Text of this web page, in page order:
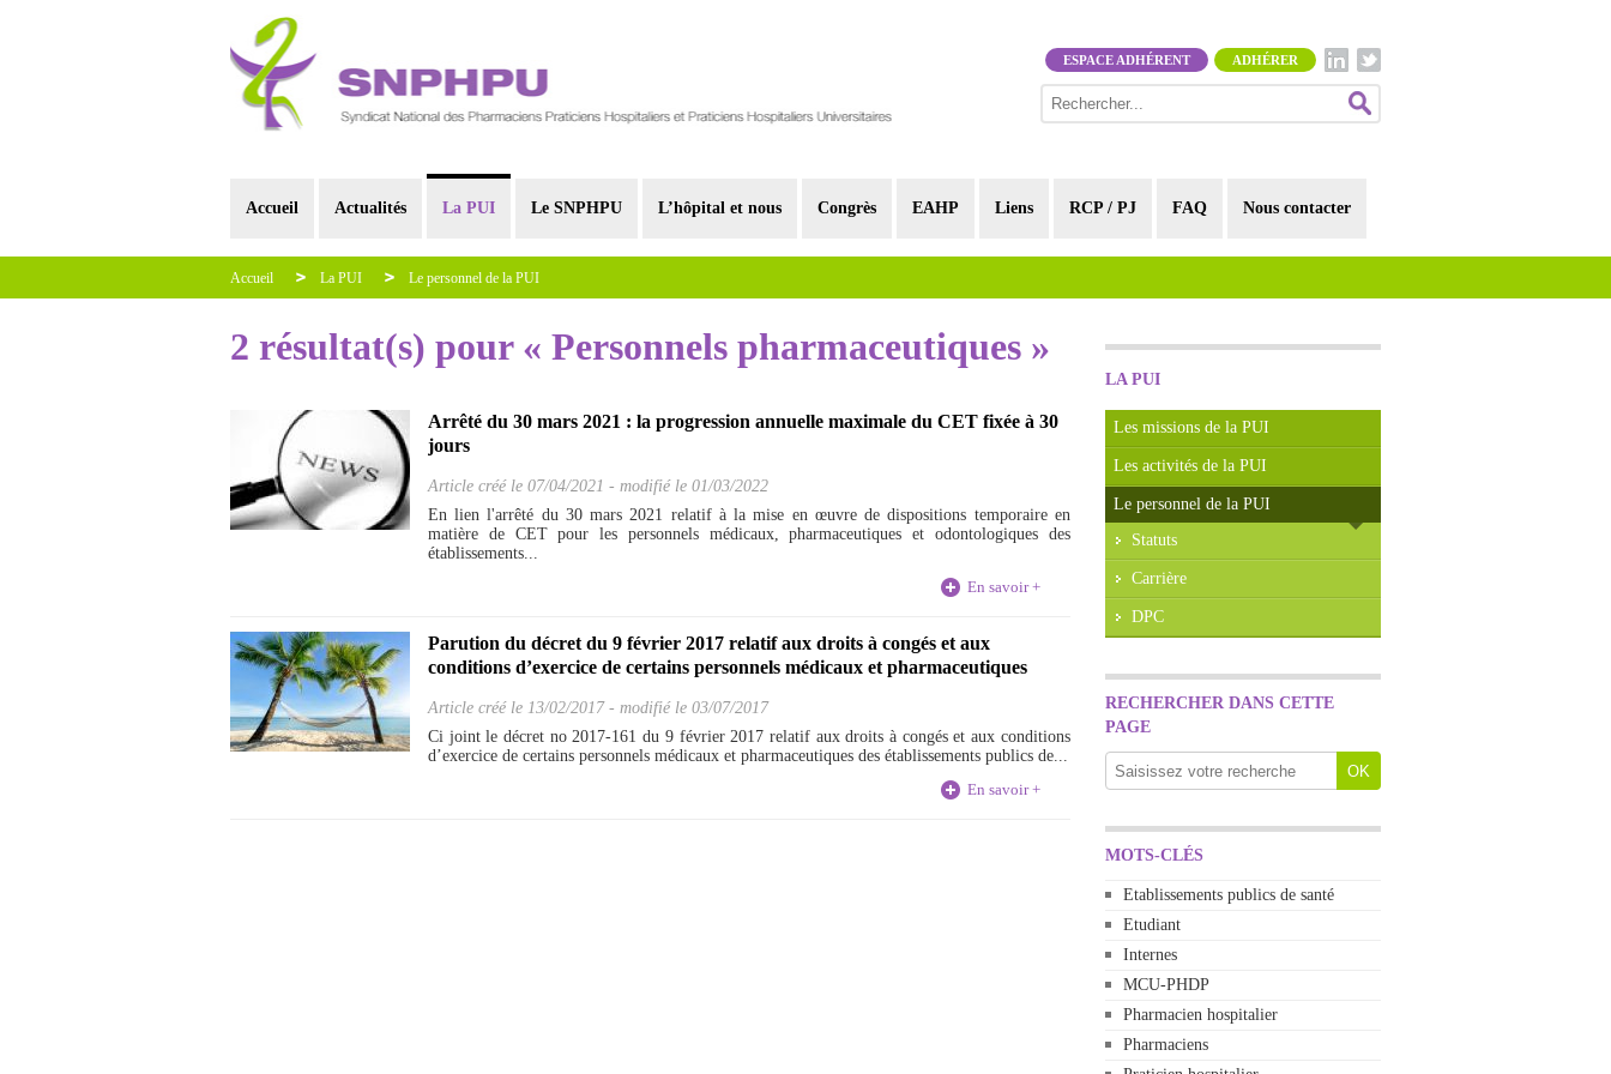
ADHÉRER
ESPACE ADHÉRENT
Accueil Actualités La PUI Le SNPHPU L’hôpital et nous Congrès EAHP Liens RCP / PJ FAQ Nous contacter
Accueil La PUI Le personnel de la PUI
LA PUI
Les missions de la PUI
Les activités de la PUI
Le personnel de la PUI
Statuts
Carrière
DPC
RECHERCHER DANS CETTE
PAGE
MOTS-CLÉS
Etablissements publics de santé
Etudiant
Internes
MCU-PHDP
Pharmacien hospitalier
Pharmaciens
2 résultat(s) pour « Personnels pharmaceutiques »
Arrêté du 30 mars 2021 : la progression annuelle maximale du CET fixée à 30
jours
Article créé le 07/04/2021 - modifié le 01/03/2022
En lien l'arrêté du 30 mars 2021 relatif à la mise en œuvre de dispositions temporaire en
matière de CET pour les personnels médicaux, pharmaceutiques et odontologiques des
établissements...
En savoir +
Parution du décret du 9 février 2017 relatif aux droits à congés et aux
conditions d’exercice de certains personnels médicaux et pharmaceutiques
Article créé le 13/02/2017- modifié le 03/07/2017
Ci joint le décret no 2017-161 du 9 février 2017 relatif aux droits à congés et aux conditions
d’exercice de certains personnels médicaux et pharmaceutiques des établissements publics de...
En savoir +